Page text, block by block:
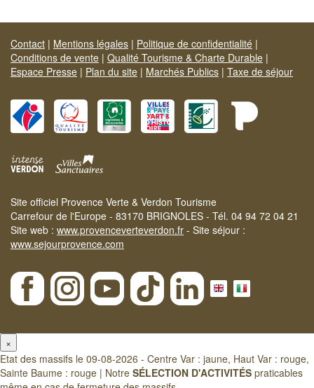
Contact | Mentions légales | Politique de confidentialité |
Conditions de vente | Qualité Tourisme & Charte Durable |
Espace Presse | Plan du site | Marchés Publics | Taxe de séjour
Site officiel Provence Verte & Verdon Tourisme
Carrefour de l'Europe - 83170 BRIGNOLES - Tél. 04 94 72 04 21
Site web : www.provenceverteverdon.fr - Site séjour :
www.sejourprovence.com
×
Etat des massifs le 09-08-2026 - Centre Var : jaune, Haut Var : rouge,
Sainte Baume : rouge | Notre SÉLECTION D'ACTIVITÉS praticables